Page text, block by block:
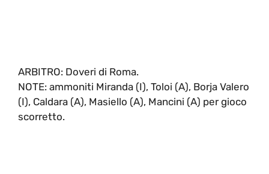
ARBITRO: Doveri di Roma.
NOTE: ammoniti Miranda (I), Toloi (A), Borja Valero
(I), Caldara (A), Masiello (A), Mancini (A) per gioco
scorretto.